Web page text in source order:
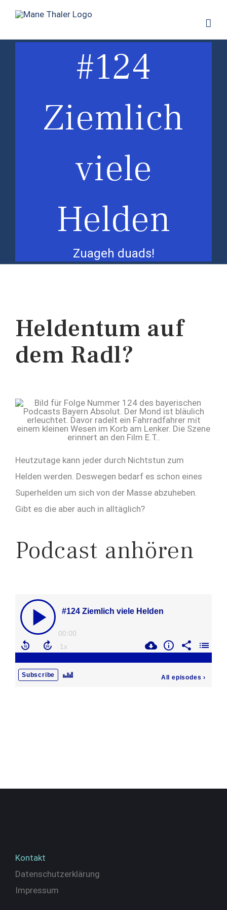
Zum
springen
#124
Ziemlich
viele
Helden
Zuageh duads!
Heldentum auf
dem Radl?
Heutzutage kann jeder durch Nichtstun zum
Helden werden. Deswegen bedarf es schon eines
Superhelden um sich von der Masse abzuheben.
Gibt es die aber auch in alltäglich?
Podcast anhören
Kontakt
Datenschutzerklärung
Impressum